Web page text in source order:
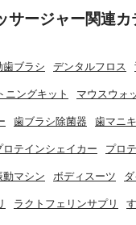
サージャー関連
歯ブラシ デンタルフロス
ニングキット マウスウォ
歯ブラシ除菌器 歯マニ
ロテインシェイカー プロ
動マシン ボディスーツ
ラクトフェリンサプリ